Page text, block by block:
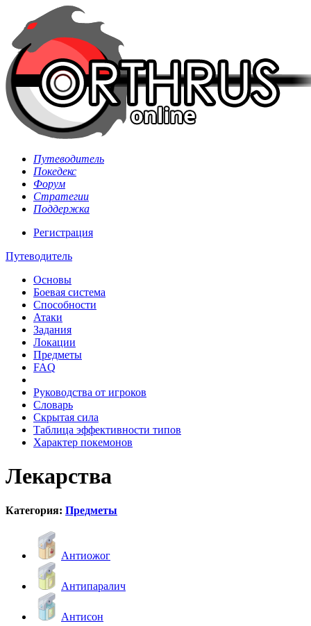
Путеводитель
Покедекс
Форум
Стратегии
Поддержка
Регистрация
Путеводитель
Основы
Боевая система
Способности
Атаки
Задания
Локации
Предметы
FAQ
Руководства от игроков
Словарь
Скрытая сила
Таблица эффективности типов
Характер покемонов
Лекарства
Категория: Предметы
Антиожог
Антипаралич
Антисон